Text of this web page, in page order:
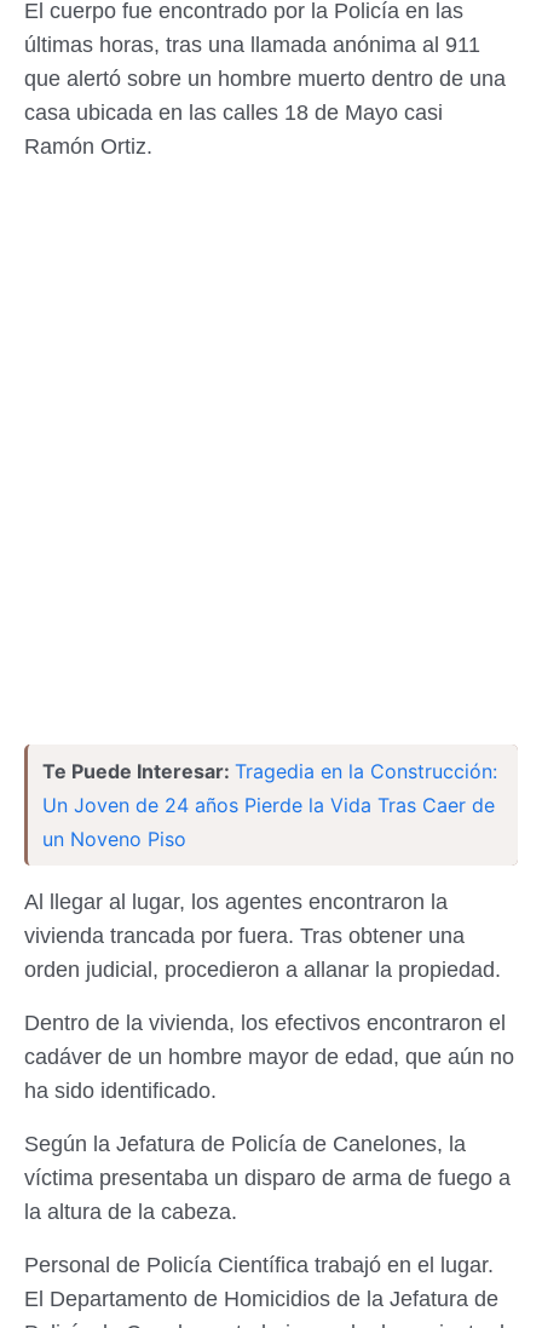
El cuerpo fue encontrado por la Policía en las
últimas horas, tras una llamada anónima al 911
que alertó sobre un hombre muerto dentro de una
casa ubicada en las calles 18 de Mayo casi
Ramón Ortiz.
Te Puede Interesar: Tragedia en la Construcción:
Un Joven de 24 años Pierde la Vida Tras Caer de
un Noveno Piso
Al llegar al lugar, los agentes encontraron la
vivienda trancada por fuera. Tras obtener una
orden judicial, procedieron a allanar la propiedad.
Dentro de la vivienda, los efectivos encontraron el
cadáver de un hombre mayor de edad, que aún no
ha sido identificado.
Según la Jefatura de Policía de Canelones, la
víctima presentaba un disparo de arma de fuego a
la altura de la cabeza.
Personal de Policía Científica trabajó en el lugar.
El Departamento de Homicidios de la Jefatura de